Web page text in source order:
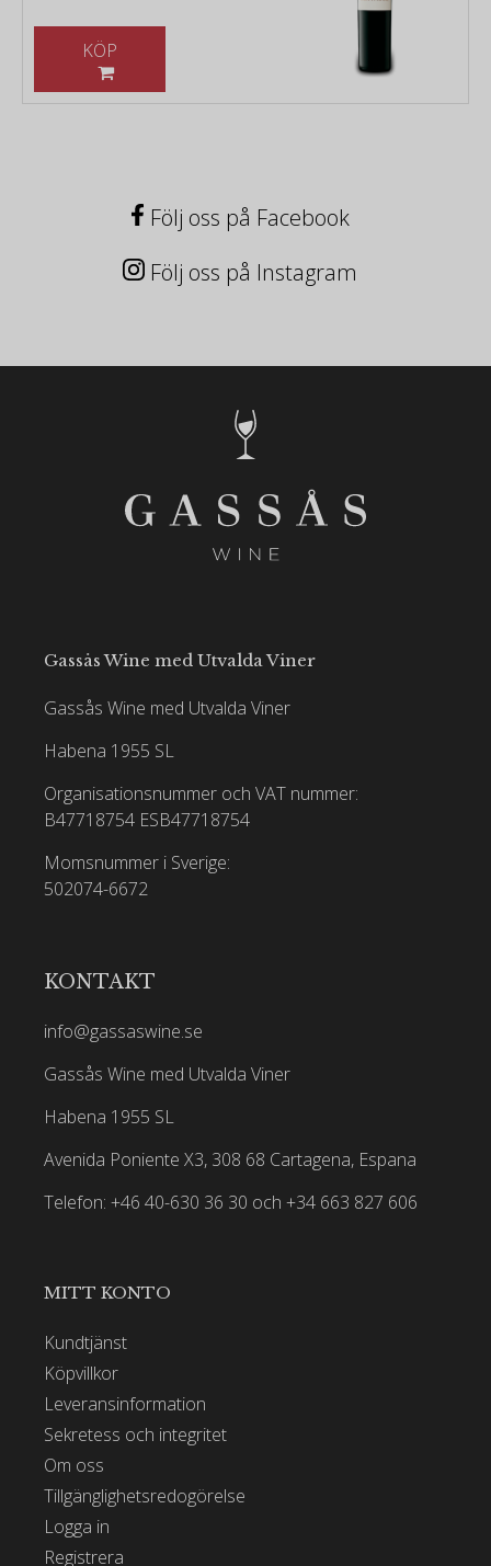
Följ oss på Facebook
Följ oss på Instagram
Gassås Wine med Utvalda Viner
Gassås Wine med Utvalda Viner
Habena 1955 SL
Organisationsnummer och VAT nummer:
B47718754 ESB47718754
Momsnummer i Sverige:
502074-6672
KONTAKT
info@gassaswine.se
Gassås Wine med Utvalda Viner
Habena 1955 SL
Avenida Poniente X3, 308 68 Cartagena, Espana
Telefon: +46 40-630 36 30 och +34 663 827 606
MITT KONTO
Kundtjänst
Köpvillkor
Leveransinformation
Sekretess och integritet
Om oss
Tillgänglighetsredogörelse
Logga in
Registrera